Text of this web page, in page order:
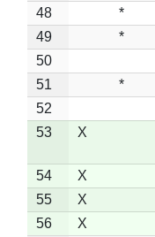
48
*
49
*
50
51
*
52
53
X
54 X
55
X
56
X